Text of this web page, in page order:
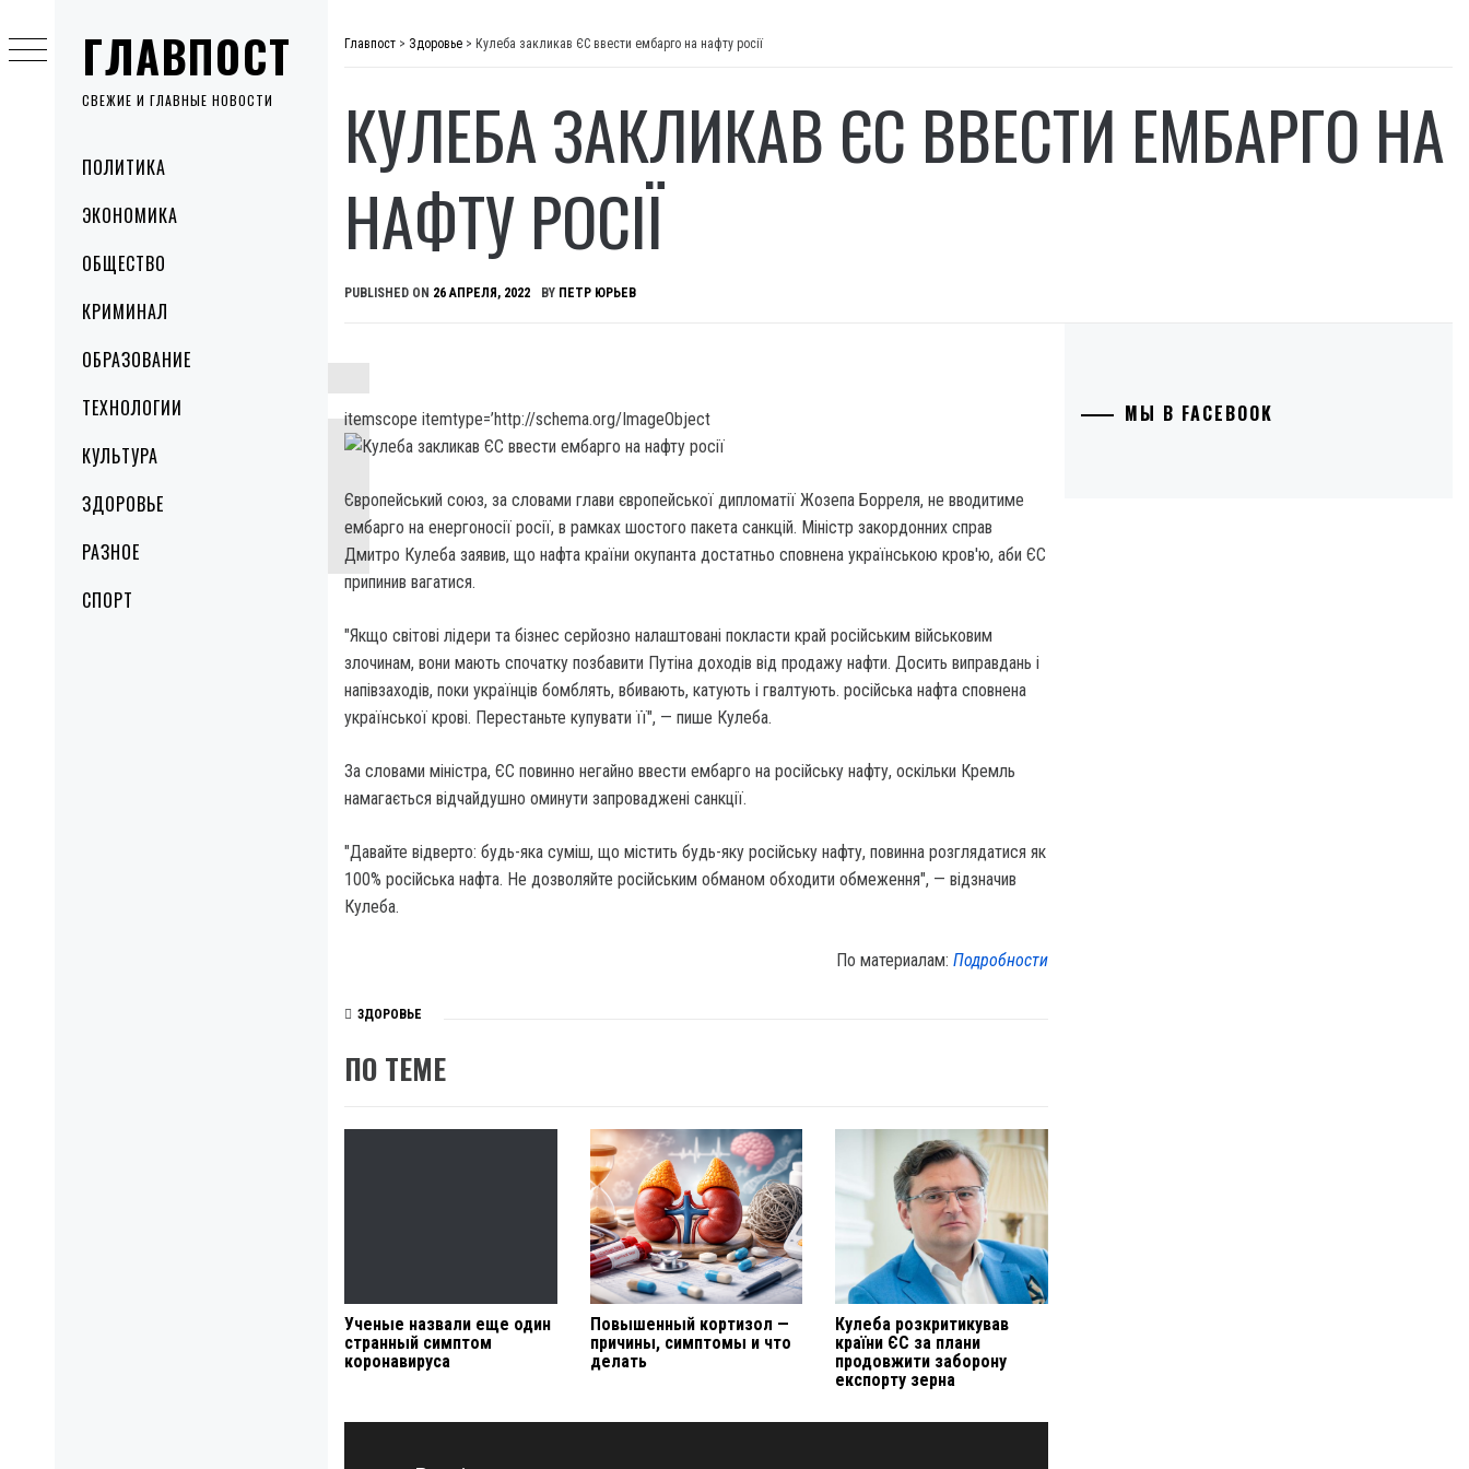
ГЛАВПОСТ
СВЕЖИЕ И ГЛАВНЫЕ НОВОСТИ
MenuПОЛИТИКА
ЭКОНОМИКА
ОБЩЕСТВО
КРИМИНАЛ
ОБРАЗОВАНИЕ
ТЕХНОЛОГИИ
КУЛЬТУРА
ЗДОРОВЬЕ
РАЗНОЕ
СПОРТ
to
content
Главпост > Здоровье > Кулеба закликав ЄС ввести ембарго на нафту росії
КУЛЕБА ЗАКЛИКАВ ЄС ВВЕСТИ ЕМБАРГО НА
НАФТУ РОСІЇ
PUBLISHED ON 26 АПРЕЛЯ, 2022 BY ПЕТР ЮРЬЕВ
itemscope itemtype=’http://schema.org/ImageObject
Європейський союз, за словами глави європейської дипломатії Жозепа Борреля, не вводитиме
ембарго на енергоносії росії, в рамках шостого пакета санкцій. Міністр закордонних справ
Дмитро Кулеба заявив, що нафта країни окупанта достатньо сповнена українською кров'ю, аби ЄС
припинив вагатися.
"Якщо світові лідери та бізнес серйозно налаштовані покласти край російським військовим
злочинам, вони мають спочатку позбавити Путіна доходів від продажу нафти. Досить виправдань і
напівзаходів, поки українців бомблять, вбивають, катують і гвалтують. російська нафта сповнена
української крові. Перестаньте купувати її", — пише Кулеба.
За словами міністра, ЄС повинно негайно ввести ембарго на російську нафту, оскільки Кремль
намагається відчайдушно оминути запроваджені санкції.
"Давайте відверто: будь-яка суміш, що містить будь-яку російську нафту, повинна розглядатися як
100% російська нафта. Не дозволяйте російським обманом обходити обмеження", — відзначив
Кулеба.
По материалам:Подробности
ЗДОРОВЬЕ
ПО ТЕМЕ
Ученые назвали еще один
странный симптом
коронавируса
Повышенный кортизол —
причины, симптомы и что
делать
Кулеба розкритикував
країни ЄС за плани
продовжити заборону
експорту зерна
Навигация
МЫ В FACEBOOK